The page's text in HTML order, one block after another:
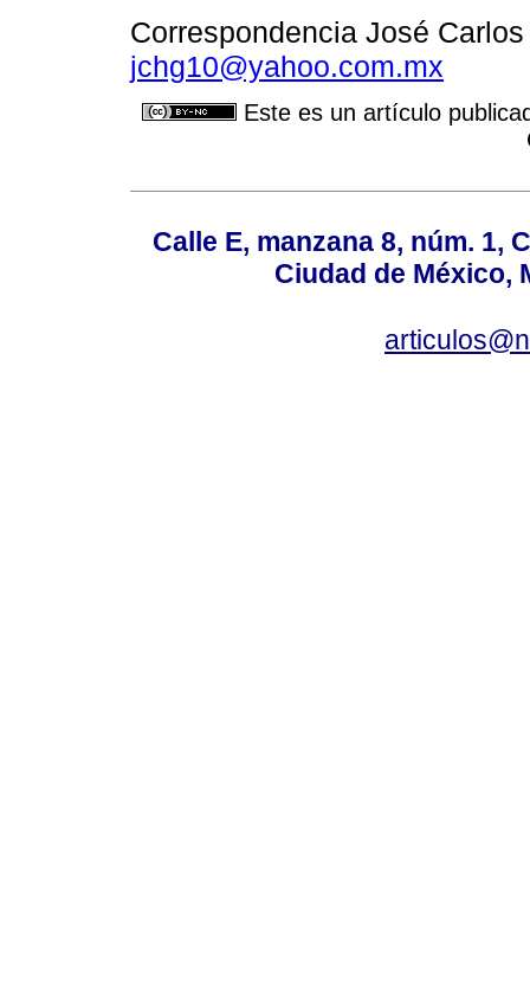
Correspondencia José
jchg10@yahoo.com.mx
Este es un artículo
Calle E, manzana 8, núm. 1,
Ciudad de México,